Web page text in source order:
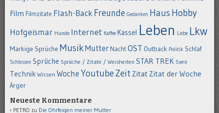
Film Filmzitate Flash-BackFreunde Gedanken Haus Hobby
Hofgeismar Hunde Internet Kaffee Kassel Leben Liebe Lkw
Markige Sprüche MusikMutter NachtOST Outback Politik Schlaf
Schlesien Sprüche Sprüche / Zitate / Weisheiten STAR TREK Sven
Technik Wissen Woche Youtube Zeit Zitat Zitat der Woche
Ärger
Neueste Kommentare
PETRO zu Die Ohrfeigen meiner Mutter